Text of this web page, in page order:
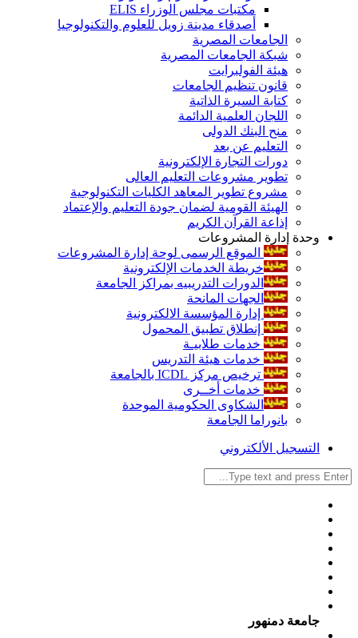
مكتبات مجلس الوزراء ELIS
أصدقاء مدينة زويل للعلوم والتكنولوجيا
الجامعات المصرية
شبكة الجامعات المصرية
هيئة الفولبرايت
قانون تنظيم الجامعات
كتابة السيرة الذاتية
اللجان العلمية الدائمة
منح البنك الدولى
التعليم عن بعد
دورات التجارة الإلكترونية
تطوير مشروعات التعليم العالى
مشروع تطوير المعاهد الكليات التكنولوجية
الهيئة القومية لضمان جودة التعليم والإعتماد
إذاعة القرآن الكريم
وحدة إدارة المشروعات
الموقع الرسمى لوحة إدارة المشروعات
خريطة الخدمات الإلكترونية
الدورات التدريبيه بمراكز الجامعة
الجهات المانحة
إدارة المؤسسة الالكترونية
إنطلاق تطبيق المحمول
خدمات طلابيـة
خدمات هيئة التدريس
ترخيص مركز ICDL بالجامعة
خدمات أخــرى
الشكاوى الحكومية الموحدة
بانوراما الجامعة
التسجيل الألكتروني
جامعة دمنهور